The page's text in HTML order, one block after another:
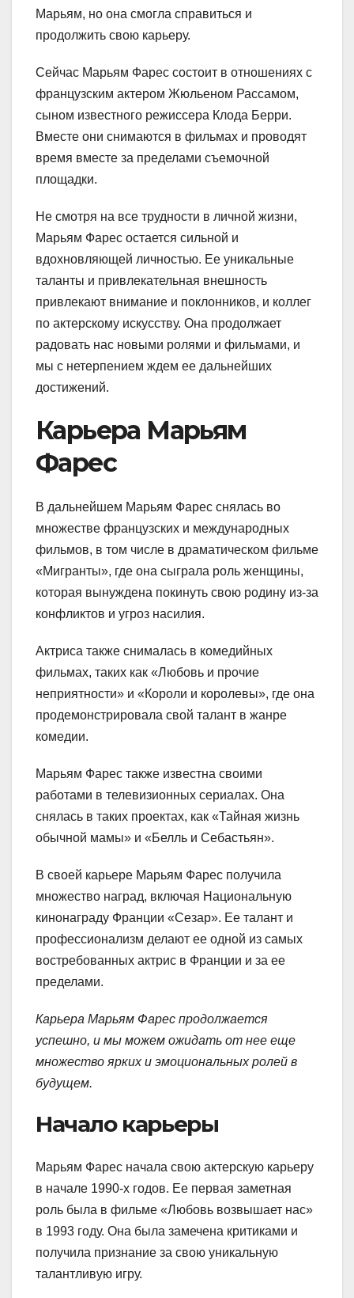
Марьям, но она смогла справиться и
продолжить свою карьеру.
Сейчас Марьям Фарес состоит в отношениях с
французским актером Жюльеном Рассамом,
сыном известного режиссера Клода Берри.
Вместе они снимаются в фильмах и проводят
время вместе за пределами съемочной
площадки.
Не смотря на все трудности в личной жизни,
Марьям Фарес остается сильной и
вдохновляющей личностью. Ее уникальные
таланты и привлекательная внешность
привлекают внимание и поклонников, и коллег
по актерскому искусству. Она продолжает
радовать нас новыми ролями и фильмами, и
мы с нетерпением ждем ее дальнейших
достижений.
Карьера Марьям
Фарес
В дальнейшем Марьям Фарес снялась во
множестве французских и международных
фильмов, в том числе в драматическом фильме
«Мигранты», где она сыграла роль женщины,
которая вынуждена покинуть свою родину из-за
конфликтов и угроз насилия.
Актриса также снималась в комедийных
фильмах, таких как «Любовь и прочие
неприятности» и «Короли и королевы», где она
продемонстрировала свой талант в жанре
комедии.
Марьям Фарес также известна своими
работами в телевизионных сериалах. Она
снялась в таких проектах, как «Тайная жизнь
обычной мамы» и «Белль и Себастьян».
В своей карьере Марьям Фарес получила
множество наград, включая Национальную
кинонаграду Франции «Сезар». Ее талант и
профессионализм делают ее одной из самых
востребованных актрис в Франции и за ее
пределами.
Карьера Марьям Фарес продолжается
успешно, и мы можем ожидать от нее еще
множество ярких и эмоциональных ролей в
будущем.
Начало карьеры
Марьям Фарес начала свою актерскую карьеру
в начале 1990-х годов. Ее первая заметная
роль была в фильме «Любовь возвышает нас»
в 1993 году. Она была замечена критиками и
получила признание за свою уникальную
талантливую игру.